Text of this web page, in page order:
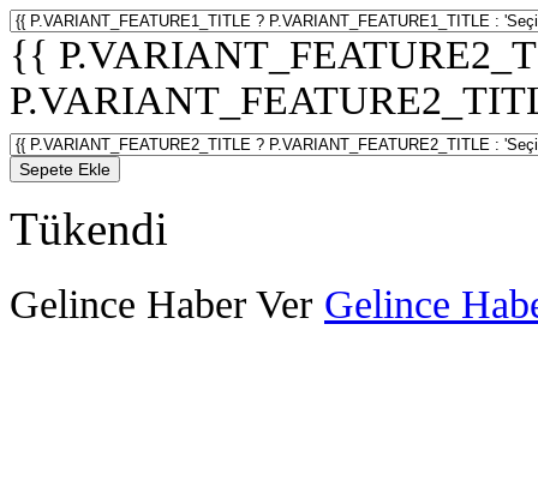
{{
Sepete Ekle
Tükendi
Gelince Haber Ver Gelince